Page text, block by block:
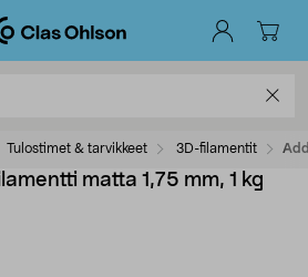
Tulostimet & tarvikkeet 3D-filamentit
matta 1,75 mm, 1 kg